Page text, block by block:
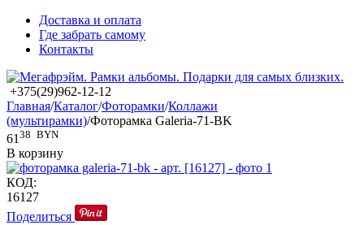
Доставка и оплата
Где забрать самому
Контакты
+375(29)962-12-12
Главная/Каталог/Фоторамки/Коллажи
(мультирамки)/Фоторамка Galeria-71-BK
61 38 BYN
В корзину
КОД:
16127
Поделиться